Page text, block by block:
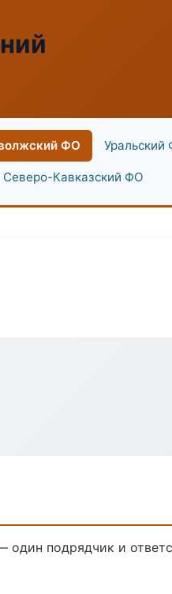
ФО Уральский
Северо-Кавказский ФО
подрядчик и